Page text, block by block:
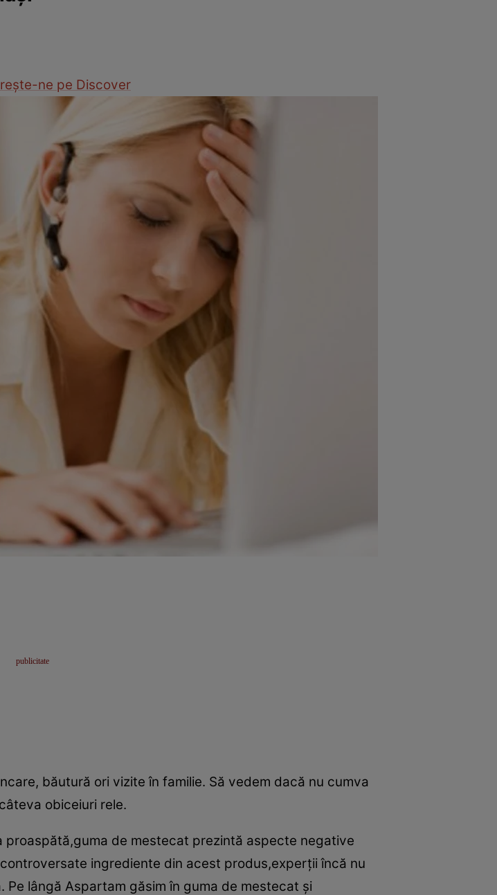
ne pe Discover
băutură ori vizite în familie. Să vedem dacă nu cumva
obiceiuri rele.
proaspătă,guma de mestecat prezintă aspecte negative
ingrediente din acest produs,experţii încă nu
lângă Aspartam găsim în guma de mestecat şi